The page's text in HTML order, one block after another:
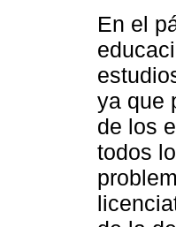
En el
ya que
de los
todos